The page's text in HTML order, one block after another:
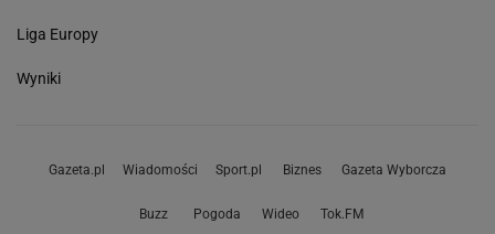
Liga Europy
Wyniki
Gazeta.pl Wiadomości Sport.pl Biznes Gazeta Wyborcza
Buzz Pogoda Wideo Tok.FM